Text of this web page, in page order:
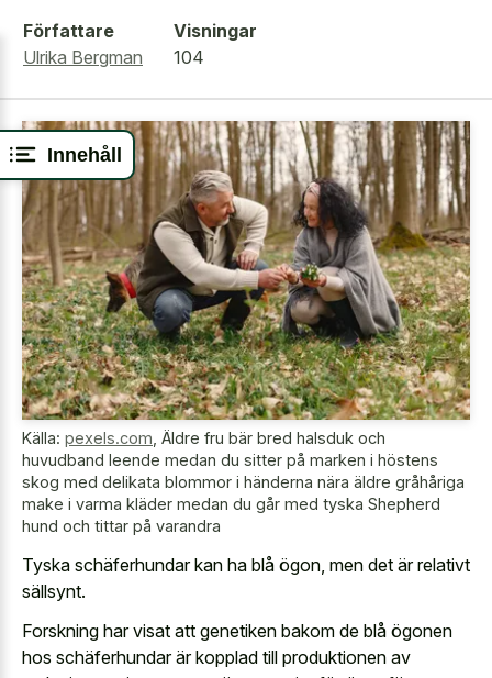
Innehåll
Författare
Ulrika Bergman
Visningar
104
Källa: pexels.com Äldre fru bär bred halsduk och
huvudband leende medan du sitter på marken i höstens
skog med delikata blommor i händerna nära äldre gråhåriga
make i varma kläder medan du går med tyska Shepherd
hund och tittar på varandra
Tyska schäferhundar kan ha blå ögon, men det är relativt
sällsynt.
Forskning har visat att genetiken bakom de blå ögonen
hos schäferhundar är kopplad till produktionen av